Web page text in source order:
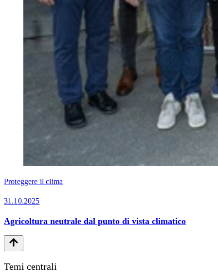
Proteggere il clima
31.10.2025
Agricoltura neutrale dal punto di vista climatico
Temi centrali